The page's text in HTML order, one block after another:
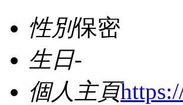
性別保密
生日-
個人主頁